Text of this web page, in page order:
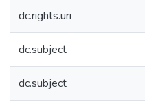
dc.rights.uri
dc.subject
dc.subject